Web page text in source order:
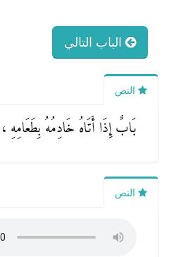
الباب التالي
النص
بَابٌ إِذَا أَتَاهُ خَادِمُهُ بِطَعَامِهِ ،
النص